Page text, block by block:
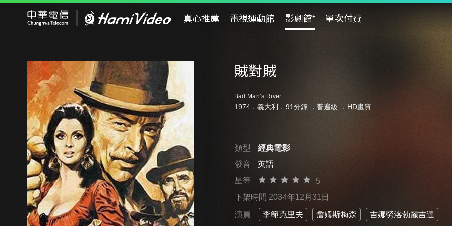
真心推薦 電視運動館 影劇館⁺ 單次付費
賊對賊
Bad Man’s River
1974．義大利．91分鐘 ． 普遍級 ．HD畫質
類型
經典電影
發音
英語
星等
5
下架時間 2034年12月31日
演員 李範克里夫 詹姆斯梅森 吉娜勞洛勃麗吉達